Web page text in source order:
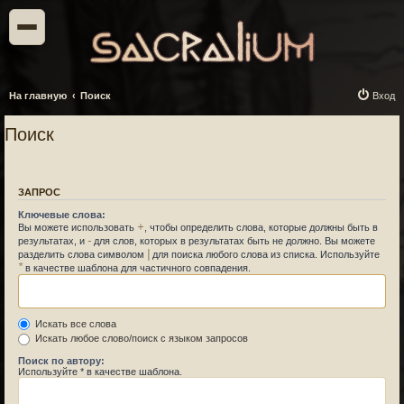
На главную Поиск Вход
Поиск
ЗАПРОС
Ключевые слова:
Вы можете использовать + , чтобы определить слова, которые должны быть в
результатах, и - для слов, которых в результатах быть не должно. Вы можете
разделить слова символом | для поиска любого слова из списка. Используйте
*в качестве шаблона для частичного совпадения.
Искать все слова
Искать любое слово/поиск с языком запросов
Поиск по автору:
Используйте * в качестве шаблона.